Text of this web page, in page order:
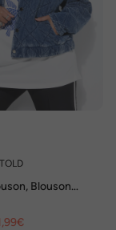
Blouson
Fleecekragen